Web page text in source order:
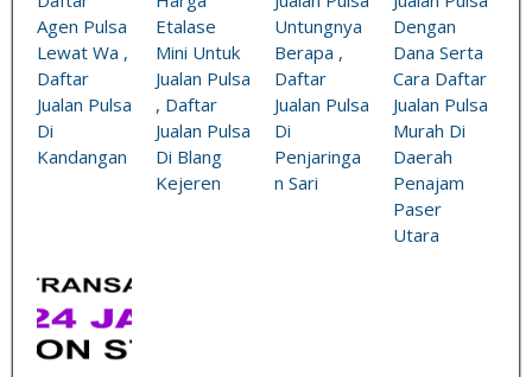
Agen Pulsa
Lewat Wa ,
Daftar
Jualan Pulsa
Di
Kandangan
Etalase
Mini Untuk
Jualan Pulsa
, Daftar
Jualan Pulsa
Di Blang
Kejeren
Untungnya
Berapa ,
Daftar
Jualan Pulsa
Di
Penjaringa
n Sari
Dengan
Dana Serta
Cara Daftar
Jualan Pulsa
Murah Di
Daerah
Penajam
Paser
Utara